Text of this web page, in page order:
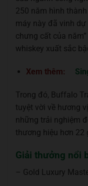
250 năm hình
máy này đã vinh
chưng cất của
whiskey xuất sắc
Xem thêm:
Trong đó, Buffalo
tuyệt vời về hương
những trải nghiệm
thương hiệu hơn 22
Giải thưởng nổi
– Gold Luxury